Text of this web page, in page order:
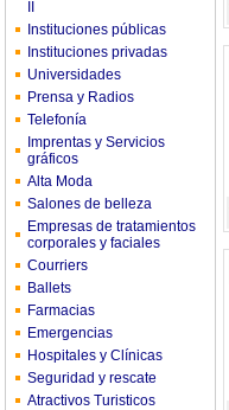
Instituciones públicas
Instituciones privadas
Universidades
Prensa y Radios
Telefonía
Imprentas y Servicios
gráficos
Alta Moda
Salones de belleza
Empresas de tratamientos
corporales y faciales
Courriers
Ballets
Farmacias
Emergencias
Hospitales y Clínicas
Seguridad y rescate
Atractivos Turisticos